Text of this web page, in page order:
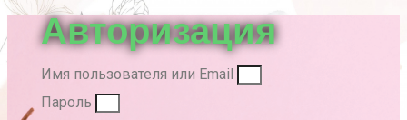
Авторизация
Имя пользователя или Email
Пароль